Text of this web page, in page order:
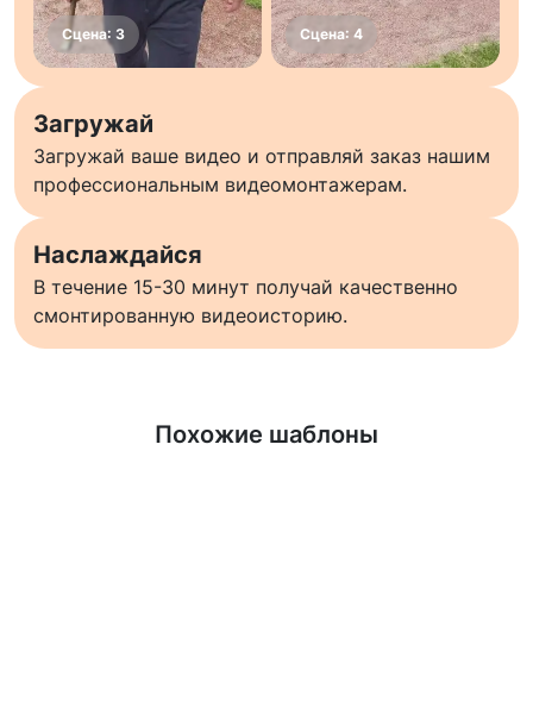
Загружай
Загружай ваше видео и отправляй заказ нашим
профессиональным видеомонтажерам.
Наслаждайся
В течение 15-30 минут получай качественно
смонтированную видеоисторию.
Похожие шаблоны
Узнать больше